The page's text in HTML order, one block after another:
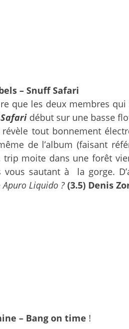
– Snuff Safari
que les deux membres qui
début sur une basse
révèle tout bonnement
de l’album (faisant
moite dans une forêt
sautant à la gorge.
Apuro Liquido ? (3.5) Denis
– Bang on time !